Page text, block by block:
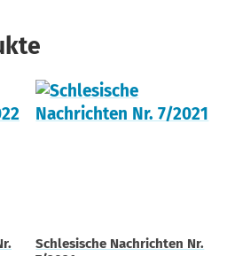
Schlesische Nachrichten Nr.